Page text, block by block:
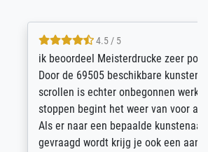
Meisterdrucke zeer positief.
beschikbare kunstenaars
echter onbegonnen werk (na
het weer van voor af aan).
een bepaalde kunstenaar
krijg je ook een aantal